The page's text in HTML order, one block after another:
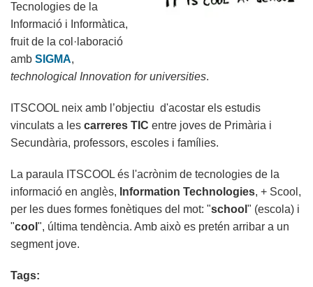
als
Centres
Educatius
Tecnologies de la
Informació i Informàtica,
fruit de la col·laboració
amb SIGMA,
technological Innovation for universities.
ITSCOOL neix amb l’objectiu d'acostar els estudis
vinculats a les carreres TIC entre joves de Primària i
Secundària, professors, escoles i famílies.
La paraula ITSCOOL és l'acrònim de tecnologies de la
informació en anglès, Information Technologies, + Scool,
per les dues formes fonètiques del mot: "school " (escola) i
"cool ", última tendència. Amb això es pretén arribar a un
segment jove.
Tags: